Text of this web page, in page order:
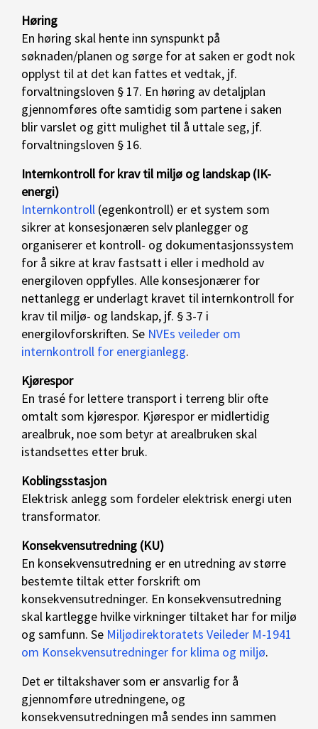
Høring
En høring skal hente inn synspunkt på
søknaden/planen og sørge for at saken er godt nok
opplyst til at det kan fattes et vedtak, jf.
forvaltningsloven § 17. En høring av detaljplan
gjennomføres ofte samtidig som partene i saken
blir varslet og gitt mulighet til å uttale seg, jf.
forvaltningsloven § 16.
Internkontroll for krav til miljø og landskap (IK-
energi)
Internkontroll (egenkontroll) er et system som
sikrer at konsesjonæren selv planlegger og
organiserer et kontroll- og dokumentasjonssystem
for å sikre at krav fastsatt i eller i medhold av
energiloven oppfylles. Alle konsesjonærer for
nettanlegg er underlagt kravet til internkontroll for
krav til miljø- og landskap, jf. § 3-7 i
energilovforskriften. Se NVEs veileder om
internkontroll for energianlegg.
Kjørespor
En trasé for lettere transport i terreng blir ofte
omtalt som kjørespor. Kjørespor er midlertidig
arealbruk, noe som betyr at arealbruken skal
istandsettes etter bruk.
Koblingsstasjon
Elektrisk anlegg som fordeler elektrisk energi uten
transformator.
Konsekvensutredning (KU)
En konsekvensutredning er en utredning av større
bestemte tiltak etter forskrift om
konsekvensutredninger. En konsekvensutredning
skal kartlegge hvilke virkninger tiltaket har for miljø
og samfunn. Se Miljødirektoratets Veileder M-1941
om Konsekvensutredninger for klima og miljø.
Det er tiltakshaver som er ansvarlig for å
gjennomføre utredningene, og
konsekvensutredningen må sendes inn sammen